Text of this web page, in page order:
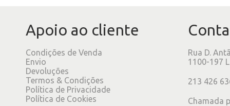
Apoio ao cliente
Condições de Venda
Envio
Devoluções
Termos & Condições
Política de Privacidade
Política de Cookies
Rua D.
1100-197
213 426
Chamada